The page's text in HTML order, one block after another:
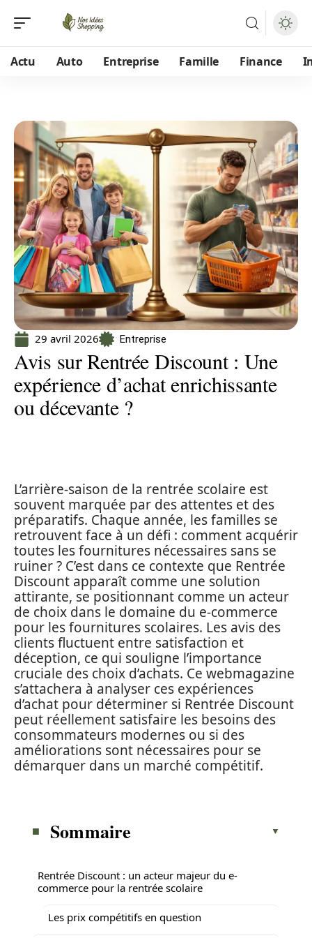
Actu Auto Entreprise Famille Finance
29 avril 2026 Entreprise
Avis sur Rentrée Discount : Une
expérience d’achat enrichissante
ou décevante ?
L’arrière-saison de la rentrée scolaire est
souvent marquée par des attentes et des
préparatifs. Chaque année, les familles se
retrouvent face à un défi : comment acquérir
toutes les fournitures nécessaires sans se
ruiner ? C’est dans ce contexte que Rentrée
Discount apparaît comme une solution
attirante, se positionnant comme un acteur
de choix dans le domaine du e-commerce
pour les fournitures scolaires. Les avis des
clients fluctuent entre satisfaction et
déception, ce qui souligne l’importance
cruciale des choix d’achats. Ce webmagazine
s’attachera à analyser ces expériences
d’achat pour déterminer si Rentrée Discount
peut réellement satisfaire les besoins des
consommateurs modernes ou si des
améliorations sont nécessaires pour se
démarquer dans un marché compétitif.
Sommaire
Rentrée Discount : un acteur majeur du e-
commerce pour la rentrée scolaire
Les prix compétitifs en question